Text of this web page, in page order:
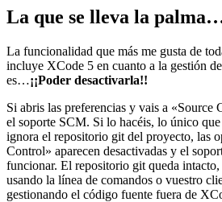
La que se lleva la
La funcionalidad que más me gusta de
incluye XCode 5 en cuanto a la gestión
es…¡¡Poder desactivarla!!
Si abris las preferencias y vais a «Source
el soporte SCM. Si lo hacéis, lo único
ignora el repositorio git del proyecto, las
Control» aparecen desactivadas y el
funcionar. El repositorio git queda intacto,
usando la línea de comandos o vuestro
gestionando el código fuente fuera de